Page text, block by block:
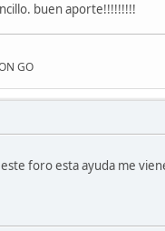
buen aporte!!!!!!!!!
GO
foro esta ayuda me